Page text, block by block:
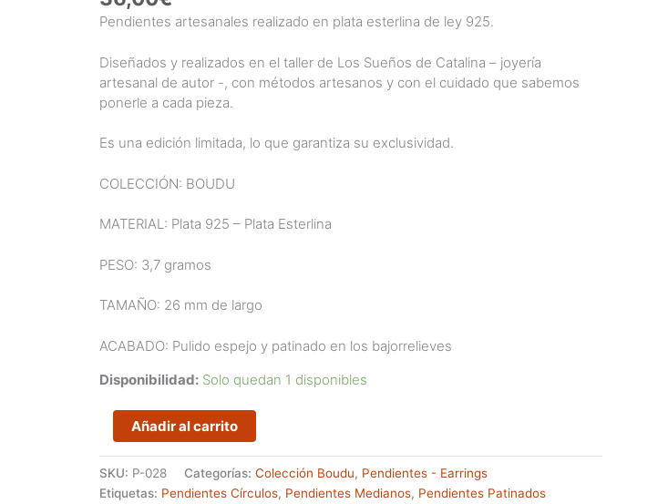
Pendientes artesanales realizado en plata esterlina de ley 925.
Diseñados y realizados en el taller de Los Sueños de Catalina – joyería
artesanal de autor -, con métodos artesanos y con el cuidado que sabemos
ponerle a cada pieza.
Es una edición limitada, lo que garantiza su exclusividad.
COLECCIÓN: BOUDU
MATERIAL: Plata 925 – Plata Esterlina
PESO: 3,7 gramos
TAMAÑO: 26 mm de largo
ACABADO: Pulido espejo y patinado en los bajorrelieves
Disponibilidad: Solo quedan 1 disponibles
Pendientes
con
Lunares
de
la
Añadir al carrito
SKU: P-028 Categorías: Colección Boudu, Pendientes - Earrings
Etiquetas: Pendientes Círculos, Pendientes Medianos, Pendientes Patinados